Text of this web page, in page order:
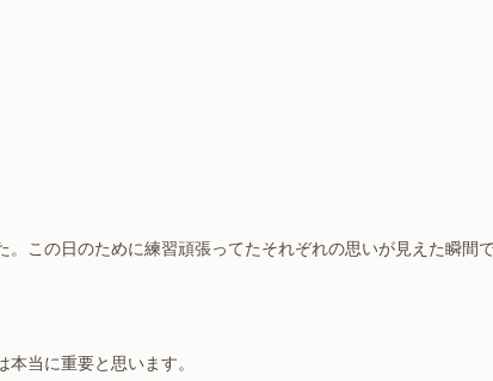
この日のために練習頑張ってたそれぞれの思いが見えた瞬間で
当に重要と思います。